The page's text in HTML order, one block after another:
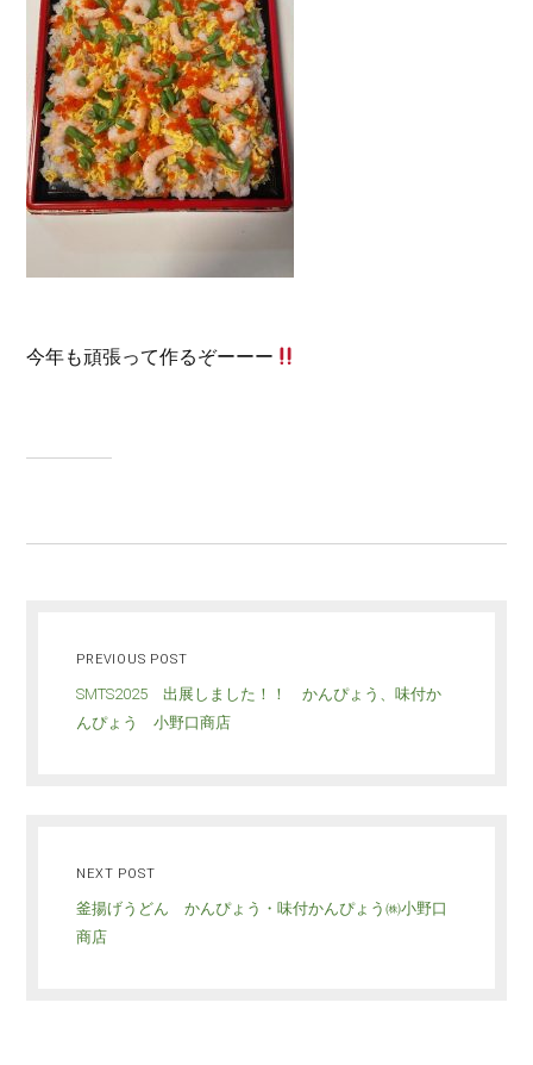
今年も頑張って作るぞーーー
PREVIOUS POST
SMTS2025 出展しました！！ かんぴょう、味付か
んぴょう 小野口商店
NEXT POST
釜揚げうどん かんぴょう・味付かんぴょう㈱小野口
商店